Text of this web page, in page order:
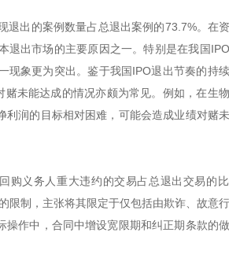
退出的案例数量占总退出案例的73.7%。在
退出市场的主要原因之一。特别是在我国
象更为突出。鉴于我国IPO退出节奏的持续
未能达成的情况亦颇为常见。例如，在生
润的目标相对困难，可能会造成业绩对赌
购义务人重大违约的交易占总退出交易的
限制，主张将其限定于仅包括由欺诈、故意
作中，合同中增设宽限期和纠正期条款的